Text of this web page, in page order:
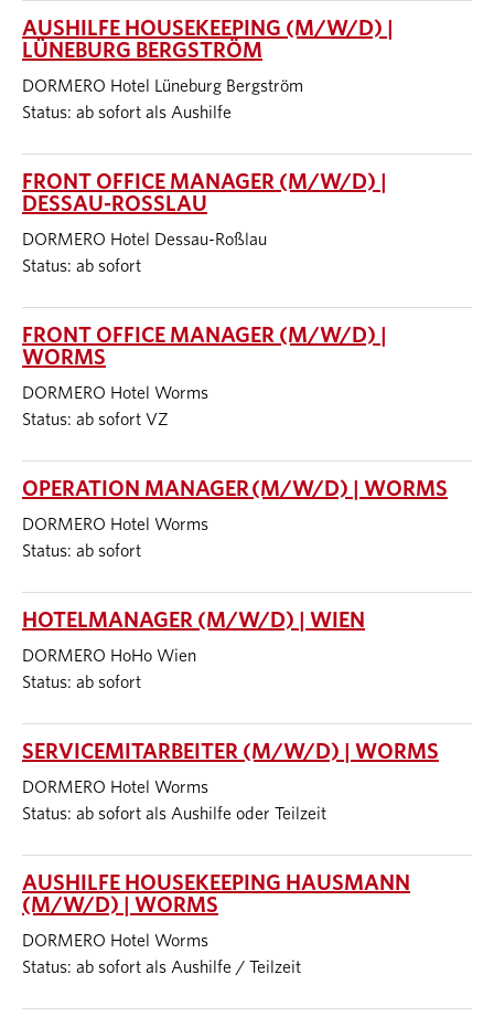
AUSHILFE HOUSEKEEPING (M/W/D) |
LÜNEBURG BERGSTRÖM
DORMERO Hotel Lüneburg Bergström
Status: ab sofort als Aushilfe
FRONT OFFICE MANAGER (M/W/D) |
DESSAU-ROSSLAU
DORMERO Hotel Dessau-Roßlau
Status: ab sofort
FRONT OFFICE MANAGER (M/W/D) |
WORMS
DORMERO Hotel Worms
Status: ab sofort VZ
OPERATION MANAGER (M/W/D) | WORMS
DORMERO Hotel Worms
Status: ab sofort
HOTELMANAGER (M/W/D) | WIEN
DORMERO HoHo Wien
Status: ab sofort
SERVICEMITARBEITER (M/W/D) | WORMS
DORMERO Hotel Worms
Status: ab sofort als Aushilfe oder Teilzeit
AUSHILFE HOUSEKEEPING HAUSMANN
(M/W/D) | WORMS
DORMERO Hotel Worms
Status: ab sofort als Aushilfe / Teilzeit